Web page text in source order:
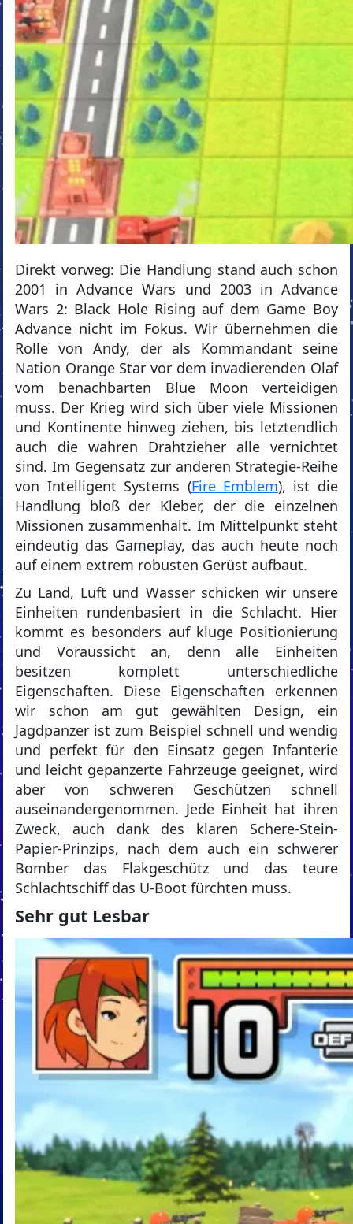
Direkt vorweg: Die Handlung stand auch schon
2001 in Advance Wars und 2003 in Advance
Wars 2: Black Hole Rising auf dem Game Boy
Advance nicht im Fokus. Wir übernehmen die
Rolle von Andy, der als Kommandant seine
Nation Orange Star vor dem invadierenden Olaf
vom benachbarten Blue Moon verteidigen
muss. Der Krieg wird sich über viele Missionen
und Kontinente hinweg ziehen, bis letztendlich
auch die wahren Drahtzieher alle vernichtet
sind. Im Gegensatz zur anderen Strategie-Reihe
von Intelligent Systems (Fire Emblem), ist die
Handlung bloß der Kleber, der die einzelnen
Missionen zusammenhält. Im Mittelpunkt steht
eindeutig das Gameplay, das auch heute noch
auf einem extrem robusten Gerüst aufbaut.
Zu Land, Luft und Wasser schicken wir unsere
Einheiten rundenbasiert in die Schlacht. Hier
kommt es besonders auf kluge Positionierung
und Voraussicht an, denn alle Einheiten
besitzen komplett unterschiedliche
Eigenschaften. Diese Eigenschaften erkennen
wir schon am gut gewählten Design, ein
Jagdpanzer ist zum Beispiel schnell und wendig
und perfekt für den Einsatz gegen Infanterie
und leicht gepanzerte Fahrzeuge geeignet, wird
aber von schweren Geschützen schnell
auseinandergenommen. Jede Einheit hat ihren
Zweck, auch dank des klaren Schere-Stein-
Papier-Prinzips, nach dem auch ein schwerer
Bomber das Flakgeschütz und das teure
Schlachtschiff das U-Boot fürchten muss.
Sehr gut Lesbar